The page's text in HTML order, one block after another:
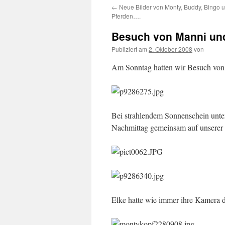
springen
← Neue Bilder von Monty, Buddy, Bingo
Pferden….
Besuch von Manni
Publiziert am 2. Oktober 2008 von
Am Sonntag hatten wir Besuch
Bei strahlendem Sonnenschein
Nachmittag gemeinsam auf
Elke hatte wie immer ihre Kamera